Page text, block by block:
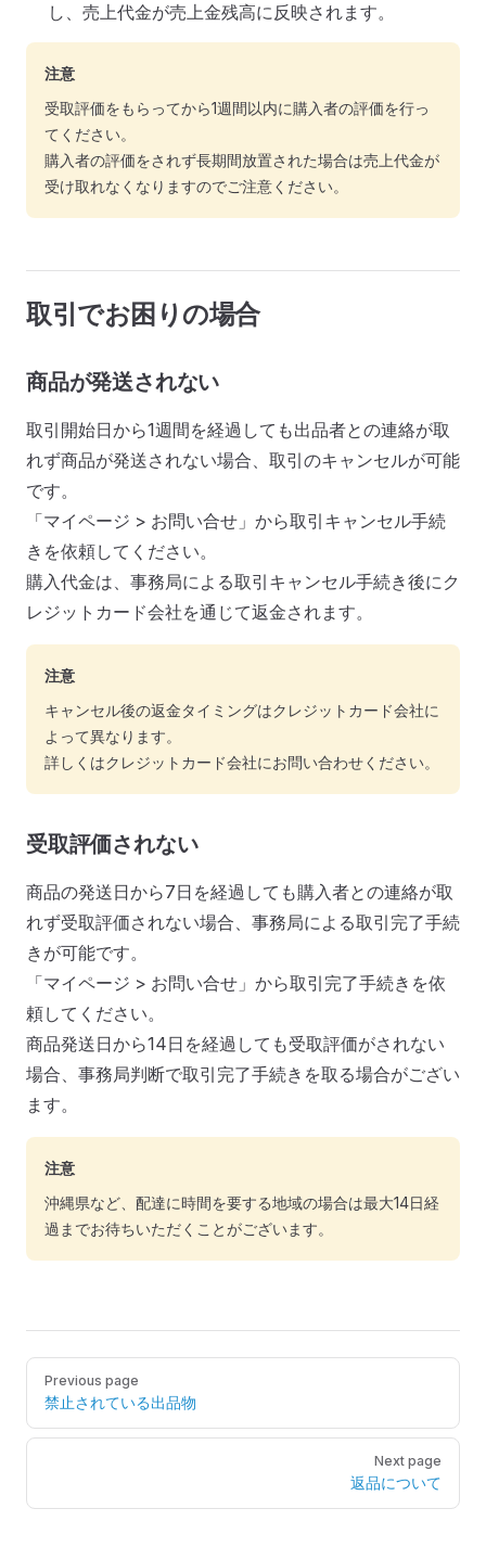
し、売上代金が売上金残高に反映されます。
注意
受取評価をもらってから1週間以内に購入者の評価を行っ
てください。
購入者の評価をされず長期間放置された場合は売上代金が
受け取れなくなりますのでご注意ください。
取引でお困りの場合
商品が発送されない
取引開始日から1週間を経過しても出品者との連絡が取
れず商品が発送されない場合、取引のキャンセルが可能
です。
「マイページ > お問い合せ」から取引キャンセル手続
きを依頼してください。
購入代金は、事務局による取引キャンセル手続き後にク
レジットカード会社を通じて返金されます。
注意
キャンセル後の返金タイミングはクレジットカード会社に
よって異なります。
詳しくはクレジットカード会社にお問い合わせください。
受取評価されない
商品の発送日から7日を経過しても購入者との連絡が取
れず受取評価されない場合、事務局による取引完了手続
きが可能です。
「マイページ > お問い合せ」から取引完了手続きを依
頼してください。
商品発送日から14日を経過しても受取評価がされない
場合、事務局判断で取引完了手続きを取る場合がござい
ます。
注意
沖縄県など、配達に時間を要する地域の場合は最大14日経
過までお待ちいただくことがございます。
Pager
Previous page
禁止されている出品物
Next page
返品について